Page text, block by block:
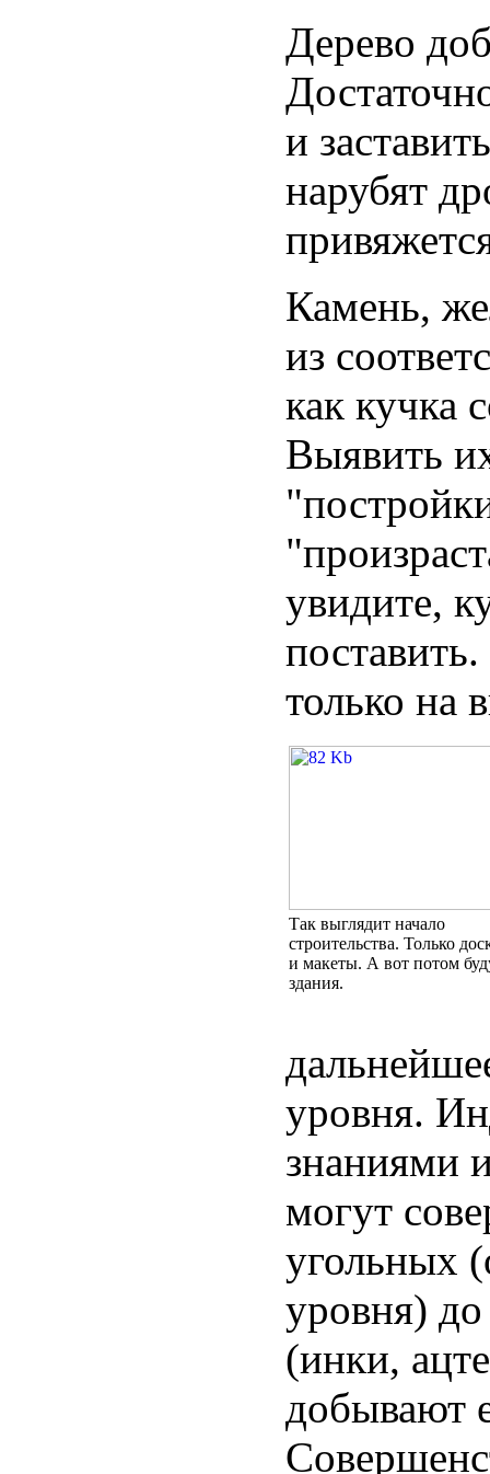
Дерево
и
нарубят
Камень,
из
как кучка
Выявить
увидите,
только на
Так выглядит начало
строительства. Только
и макеты. А вот потом
здания.
уровня.
знаниями
могут
угольных
уровня)
(инки,
добывают